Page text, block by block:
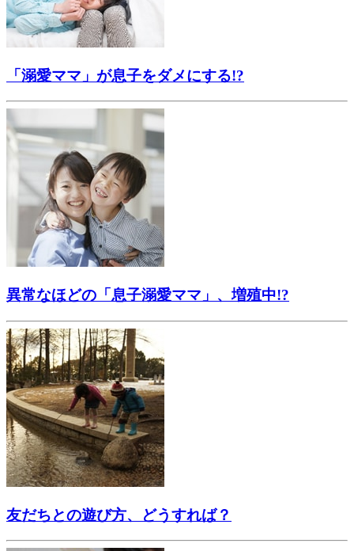
「溺愛ママ」が息子をダメにする!?
異常なほどの「息子溺愛ママ」、増殖中!?
友だちとの遊び方、どうすれば？